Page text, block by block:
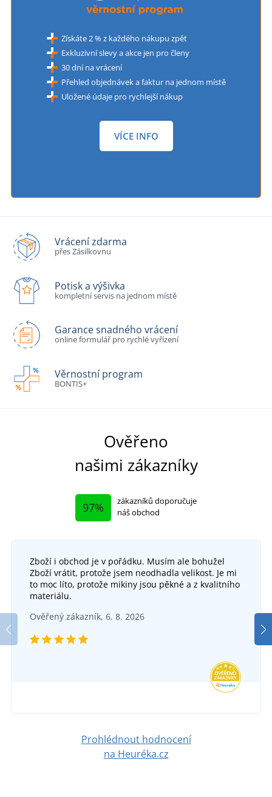
Získáte 2 % z každého nákupu zpět
Exkluzivní slevy a akce jen pro členy
30 dní na vrácení
Přehled objednávek a faktur na jednom místě
Uložené údaje pro rychlejší nákup
VÍCE INFO
Vrácení zdarma
přes Zásilkovnu
Potisk a výšivka
kompletní servis na jednom místě
Garance snadného vrácení
online formulář pro rychlé vyřízení
Věrnostní program
BONTIS+
Ověřeno
našimi zákazníky
97%
zákazníků doporučuje
náš obchod
Zboží i obchod je v pořádku. Musím ale bohužel
Zboží vrátit, protože jsem neodhadla velikost. Je mi
to moc líto, protože mikiny jsou pěkné a z kvalitního
materiálu.
Ověřený zákazník, 6. 8. 2026
Prohlédnout hodnocení
na Heuréka.cz